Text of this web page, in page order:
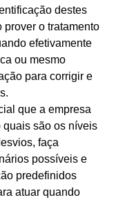
destes
prover o tratamento
efetivamente
ou mesmo
para corrigir e
que a empresa
são os níveis
faça
possíveis e
predefinidos
atuar quando